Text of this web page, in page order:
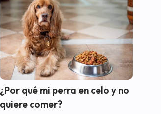
¿Por qué mi perra en celo y no
quiere comer?